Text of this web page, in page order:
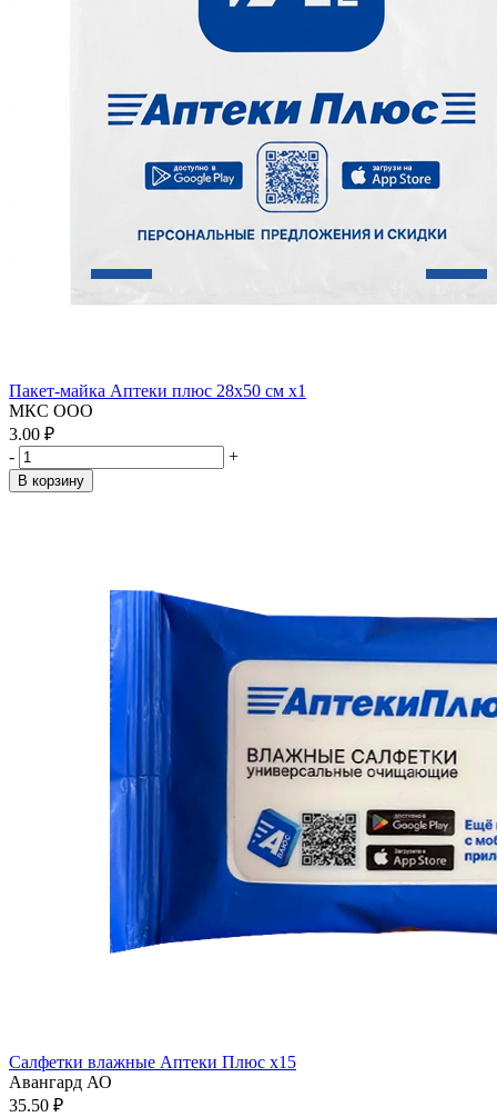
Пакет-майка Аптеки плюс 28х50 см x1
МКС ООО
3.00 ₽
-
+
В корзину
Салфетки влажные Аптеки Плюс x15
Авангард АО
35.50 ₽